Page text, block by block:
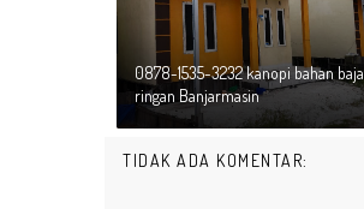
0878-1535-3232 kanopi bahan baja
ringan Banjarmasin
TIDAK ADA KOMENTAR: